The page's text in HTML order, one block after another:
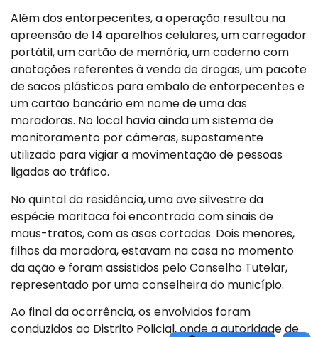
Além dos entorpecentes, a operação resultou na
apreensão de 14 aparelhos celulares, um carregador
portátil, um cartão de memória, um caderno com
anotações referentes à venda de drogas, um pacote
de sacos plásticos para embalo de entorpecentes e
um cartão bancário em nome de uma das
moradoras. No local havia ainda um sistema de
monitoramento por câmeras, supostamente
utilizado para vigiar a movimentação de pessoas
ligadas ao tráfico.
No quintal da residência, uma ave silvestre da
espécie maritaca foi encontrada com sinais de
maus-tratos, com as asas cortadas. Dois menores,
filhos da moradora, estavam na casa no momento
da ação e foram assistidos pelo Conselho Tutelar,
representado por uma conselheira do município.
Ao final da ocorrência, os envolvidos foram
conduzidos ao Distrito Policial, onde a autoridade de